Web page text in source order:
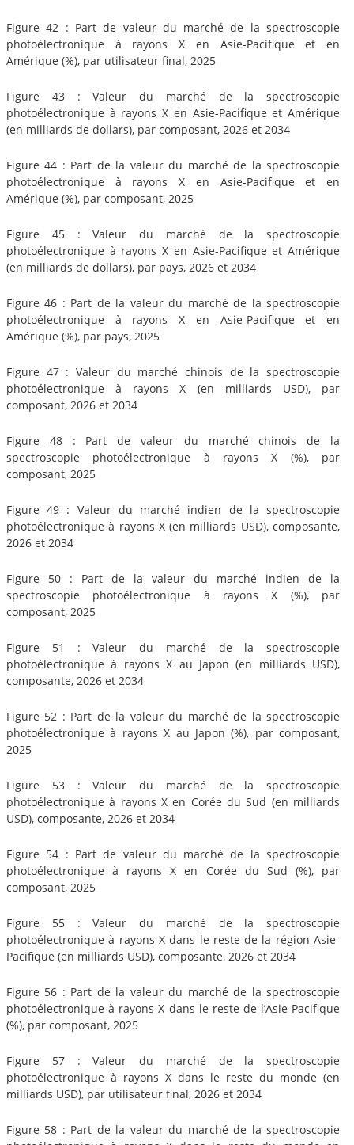
Figure 42 : Part de valeur du marché de la spectroscopie
photoélectronique à rayons X en Asie-Pacifique et en
Amérique (%), par utilisateur final, 2025
Figure 43 : Valeur du marché de la spectroscopie
photoélectronique à rayons X en Asie-Pacifique et Amérique
(en milliards de dollars), par composant, 2026 et 2034
Figure 44 : Part de la valeur du marché de la spectroscopie
photoélectronique à rayons X en Asie-Pacifique et en
Amérique (%), par composant, 2025
Figure 45 : Valeur du marché de la spectroscopie
photoélectronique à rayons X en Asie-Pacifique et Amérique
(en milliards de dollars), par pays, 2026 et 2034
Figure 46 : Part de la valeur du marché de la spectroscopie
photoélectronique à rayons X en Asie-Pacifique et en
Amérique (%), par pays, 2025
Figure 47 : Valeur du marché chinois de la spectroscopie
photoélectronique à rayons X (en milliards USD), par
composant, 2026 et 2034
Figure 48 : Part de valeur du marché chinois de la
spectroscopie photoélectronique à rayons X (%), par
composant, 2025
Figure 49 : Valeur du marché indien de la spectroscopie
photoélectronique à rayons X (en milliards USD), composante,
2026 et 2034
Figure 50 : Part de la valeur du marché indien de la
spectroscopie photoélectronique à rayons X (%), par
composant, 2025
Figure 51 : Valeur du marché de la spectroscopie
photoélectronique à rayons X au Japon (en milliards USD),
composante, 2026 et 2034
Figure 52 : Part de la valeur du marché de la spectroscopie
photoélectronique à rayons X au Japon (%), par composant,
2025
Figure 53 : Valeur du marché de la spectroscopie
photoélectronique à rayons X en Corée du Sud (en milliards
USD), composante, 2026 et 2034
Figure 54 : Part de valeur du marché de la spectroscopie
photoélectronique à rayons X en Corée du Sud (%), par
composant, 2025
Figure 55 : Valeur du marché de la spectroscopie
photoélectronique à rayons X dans le reste de la région Asie-
Pacifique (en milliards USD), composante, 2026 et 2034
Figure 56 : Part de la valeur du marché de la spectroscopie
photoélectronique à rayons X dans le reste de l’Asie-Pacifique
(%), par composant, 2025
Figure 57 : Valeur du marché de la spectroscopie
photoélectronique à rayons X dans le reste du monde (en
milliards USD), par utilisateur final, 2026 et 2034
Figure 58 : Part de la valeur du marché de la spectroscopie